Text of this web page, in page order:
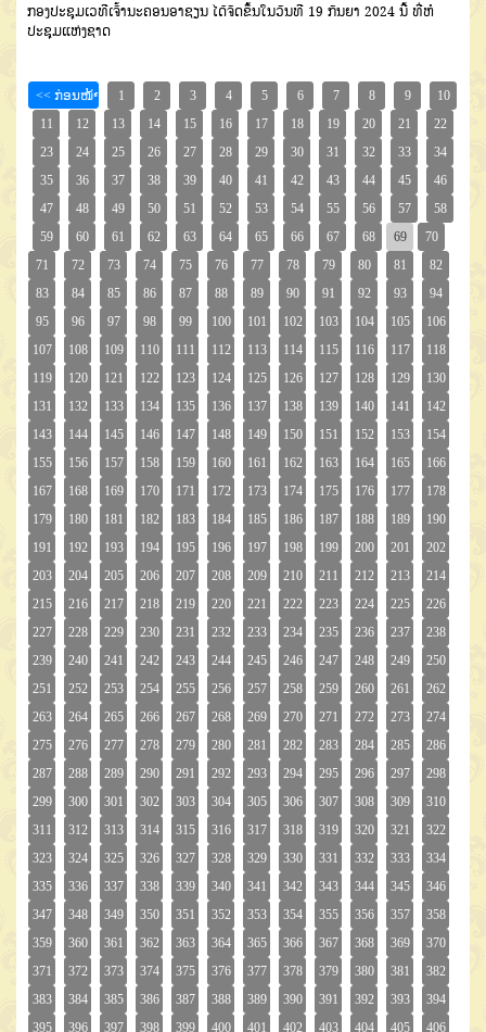
ກອງປະຊຸມເວທີເຈົ້ານະຄອນອາຊຽນ ໄດ້ຈັດຂຶ້ນໃນວັນທີ 19 ກັນຍາ 2024 ນີ້ ທີ່ຫໍ
ປະຊຸມແຫ່ງຊາດ